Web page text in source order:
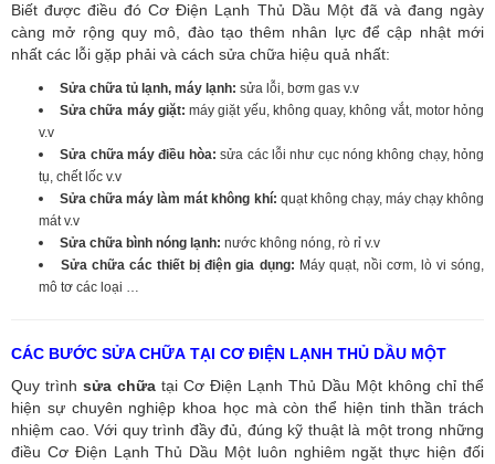
Biết được điều đó Cơ Điện Lạnh Thủ Dầu Một đã và đang ngày
càng mở rộng quy mô, đào tạo thêm nhân lực để cập nhật mới
nhất các lỗi gặp phải và cách sửa chữa hiệu quả nhất:
Sửa chữa tủ lạnh, máy lạnh: sửa lỗi, bơm gas v.v
Sửa chữa máy giặt:máy giặt yếu, không quay, không vắt, motor hỏng
v.v
Sửa chữa máy điều hòa: sửa các lỗi như cục nóng không chạy, hỏng
tụ, chết lốc v.v
Sửa chữa máy làm mát không khí: quạt không chạy, máy chạy không
mát v.v
Sửa chữa bình nóng lạnh: nước không nóng, rò rỉ v.v
Sửa chữa các thiết bị điện gia dụng: Máy quạt, nồi cơm, lò vi sóng,
mô tơ các loại …
CÁC BƯỚC SỬA CHỮA TẠI CƠ ĐIỆN LẠNH THỦ DẦU MỘT
Quy trình sửa chữa tại Cơ Điện Lạnh Thủ Dầu Một không chỉ thể
hiện sự chuyên nghiệp khoa học mà còn thể hiện tinh thần trách
nhiệm cao. Với quy trình đầy đủ, đúng kỹ thuật là một trong những
điều Cơ Điện Lạnh Thủ Dầu Một luôn nghiêm ngặt thực hiện đối